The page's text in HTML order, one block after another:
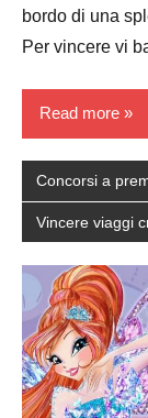
bordo di una
Per vincere vi
Read more
Concorsi a
Vincere viaggi